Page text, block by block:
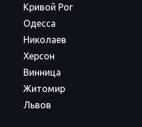
Кривой Рог
Одесса
Николаев
Херсон
Винница
Житомир
Львов